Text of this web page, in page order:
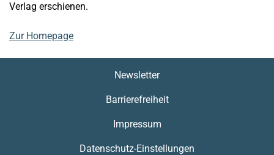
Verlag erschienen.
Zur Homepage
Datenschutz-Einstellungen
Impressum
Barrierefreiheit
Newsletter